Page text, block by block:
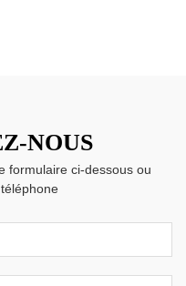
NOUS
formulaire ci-dessous ou